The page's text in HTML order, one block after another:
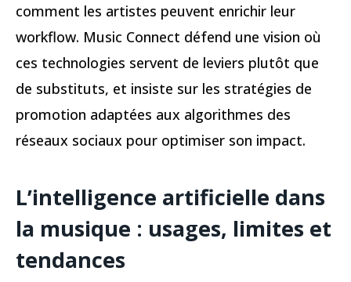
comment les artistes peuvent enrichir leur
workflow. Music Connect défend une vision où
ces technologies servent de leviers plutôt que
de substituts, et insiste sur les stratégies de
promotion adaptées aux algorithmes des
réseaux sociaux pour optimiser son impact.
L’intelligence artificielle dans
la musique : usages, limites et
tendances